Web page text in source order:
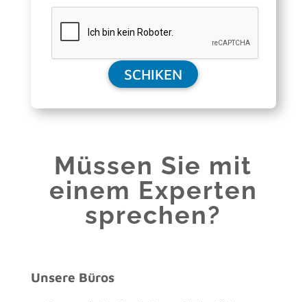
Müssen Sie mit
einem Experten
sprechen?
Unsere Büros